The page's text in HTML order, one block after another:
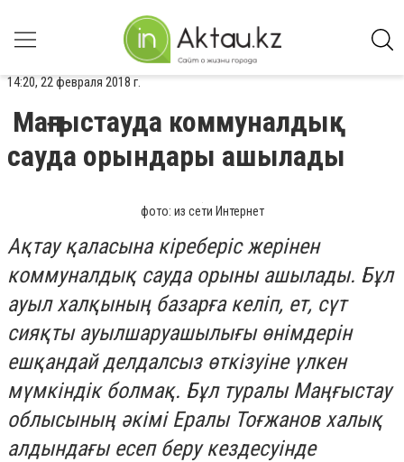
14:20, 22 февраля 2018 г.
Маңғыстауда коммуналдық
сауда орындары ашылады
фото: из сети Интернет
Ақтау қаласына кіреберіс жерінен
коммуналдық сауда орыны ашылады. Бұл
ауыл халқының базарға келіп, ет, сүт
сияқты ауылшаруашылығы өнімдерін
ешқандай делдалсыз өткізуіне үлкен
мүмкіндік болмақ. Бұл туралы Маңғыстау
облысының әкімі Ералы Тоғжанов халық
алдындағы есеп беру кездесуінде